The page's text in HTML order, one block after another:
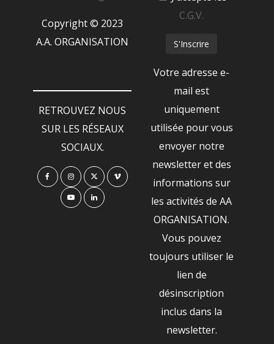
Copyright © 2023
A.A. ORGANISATION
RETROUVEZ NOUS
SUR LES RÉSEAUX
SOCIAUX.
C.G.V.
Votre adresse e-
mail est
uniquement
utilisée pour vous
envoyer notre
newsletter et des
informations sur
les activités de AA
ORGANISATION.
Vous pouvez
toujours utiliser le
lien de
désinscription
inclus dans la
newsletter.